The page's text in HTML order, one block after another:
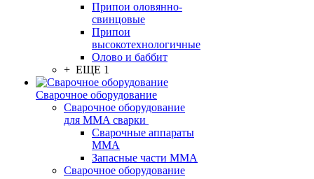
Припои оловянно-
свинцовые
Припои
высокотехнологичные
Олово и баббит
+ ЕЩЕ 1
Сварочное оборудование
Сварочное оборудование
для MMA сварки
Сварочные аппараты
MMA
Запасные части MMA
Сварочное оборудование